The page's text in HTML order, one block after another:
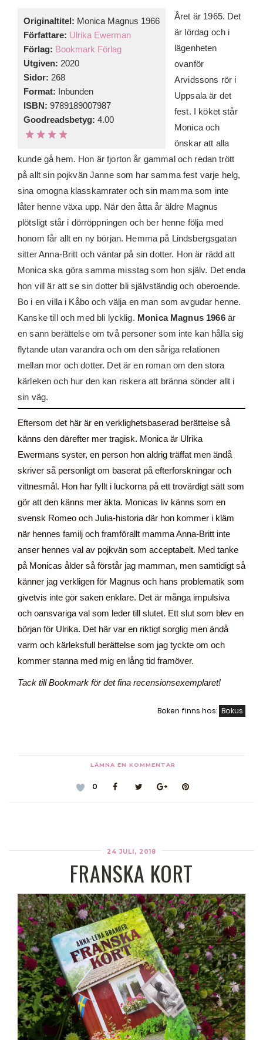
Originaltitel: Monica Magnus 1966
Författare: Ulrika Ewerman
Förlag: Bookmark Förlag
Utgiven: 2020
Sidor: 268
Format: Inbunden
ISBN: 9789189007987
Goodreadsbetyg: 4.00
Året är 1965. Det
är lördag och i
lägenheten
ovanför
Arvidssons rör i
Uppsala är det
fest. I köket står
Monica och
önskar att alla
kunde gå hem. Hon är fjorton år gammal och redan trött
på allt sin pojkvän Janne som har samma fest varje helg,
sina omogna klasskamrater och sin mamma som inte
låter henne växa upp. När den åtta år äldre Magnus
plötsligt står i dörröppningen och ber henne följa med
honom får allt en ny början. Hemma på Lindsbergsgatan
sitter Anna-Britt och väntar på sin dotter. Hon är rädd att
Monica ska göra samma misstag som hon själv. Det enda
hon vill är att se sin dotter bli självständig och oberoende.
Bo i en villa i Kåbo och välja en man som avgudar henne.
Kanske till och med bli lycklig. Monica Magnus 1966är
en sann berättelse om två personer som inte kan hålla sig
flytande utan varandra och om den såriga relationen
mellan mor och dotter. Det är en roman om den stora
kärleken och hur den kan riskera att bränna sönder allt i
sin väg.
Eftersom det här är en verklighetsbaserad berättelse så
känns den därefter mer tragisk. Monica är Ulrika
Ewermans syster, en person hon aldrig träffat men ändå
skriver så personligt om baserat på efterforskningar och
vittnesmål. Hon har fyllt i luckorna på ett trovärdigt sätt som
gör att den känns mer äkta. Monicas liv känns som en
svensk Romeo och Julia-historia där hon kommer i kläm
när hennes familj och framförallt mamma Anna-Britt inte
anser hennes val av pojkvän som acceptabelt. Med tanke
på Monicas ålder så förstår jag mamman, men samtidigt så
känner jag verkligen för Magnus och hans problematik som
givetvis inte gör saken enklare. Det är många impulsiva
och oansvariga val som leder till slutet. Ett slut som blev en
början för Ulrika. Det här var en riktigt sorglig men ändå
varm och kärleksfull berättelse som jag tyckte om och
kommer stanna med mig en lång tid framöver.
Tack till Bookmark för det fina recensionsexemplaret!
Boken finns hos: Bokus
LÄMNA EN KOMMENTAR
0
24 JULI, 2018
FRANSKA KORT